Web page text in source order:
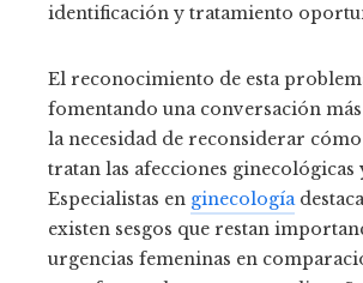
identificación y tratamiento
El reconocimiento de esta
fomentando una conversación
la necesidad de reconsiderar cómo
tratan las afecciones ginecológicas
Especialistas en ginecología
existen sesgos que restan
urgencias femeninas en